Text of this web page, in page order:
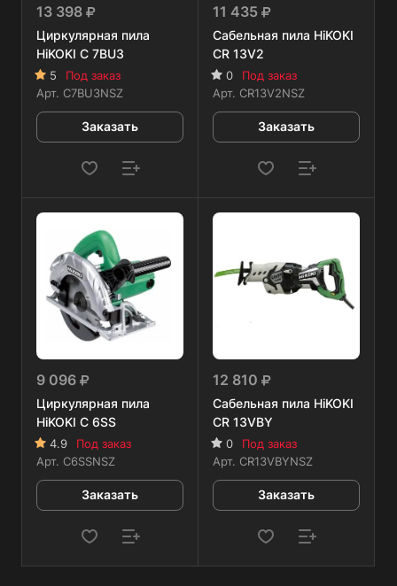
13 398
Циркулярная пила
HiKOKI C 7BU3
5
Под заказ
Арт. C7BU3NSZ
Заказать
11 435
Сабельная пила HiKOKI
CR 13V2
0
Под заказ
Арт. CR13V2NSZ
Заказать
9 096
Циркулярная пила
HiKOKI C 6SS
4.9
Под заказ
Арт. C6SSNSZ
Заказать
12 810
Сабельная пила HiKOKI
CR 13VBY
0
Под заказ
Арт. CR13VBYNSZ
Заказать